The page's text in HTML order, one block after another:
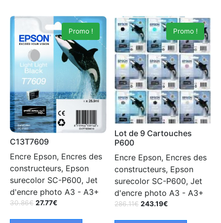
Promo !
C13T7609
Encre Epson, Encres des
constructeurs, Epson
surecolor SC-P600, Jet
d'encre photo A3 - A3+
30.86€ 27.77€
Promo !
Lot de 9 Cartouches
P600
Encre Epson, Encres des
constructeurs, Epson
surecolor SC-P600, Jet
d'encre photo A3 - A3+
286.11€ 243.19€